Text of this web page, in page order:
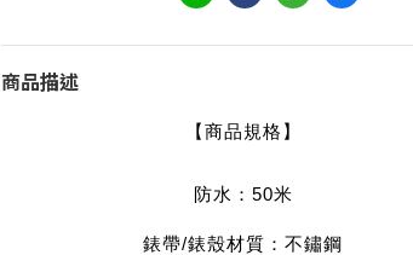
商品描述
【商品規格】
防水：50米
錶帶/錶殼材質：不鏽鋼